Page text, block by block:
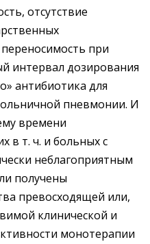
отсутствие
при
интервал дозирования
антибиотика для
пневмонии. И
времени
в т. ч. и больных с
неблагоприятным
получены
превосходящей или,
клинической и
монотерапии